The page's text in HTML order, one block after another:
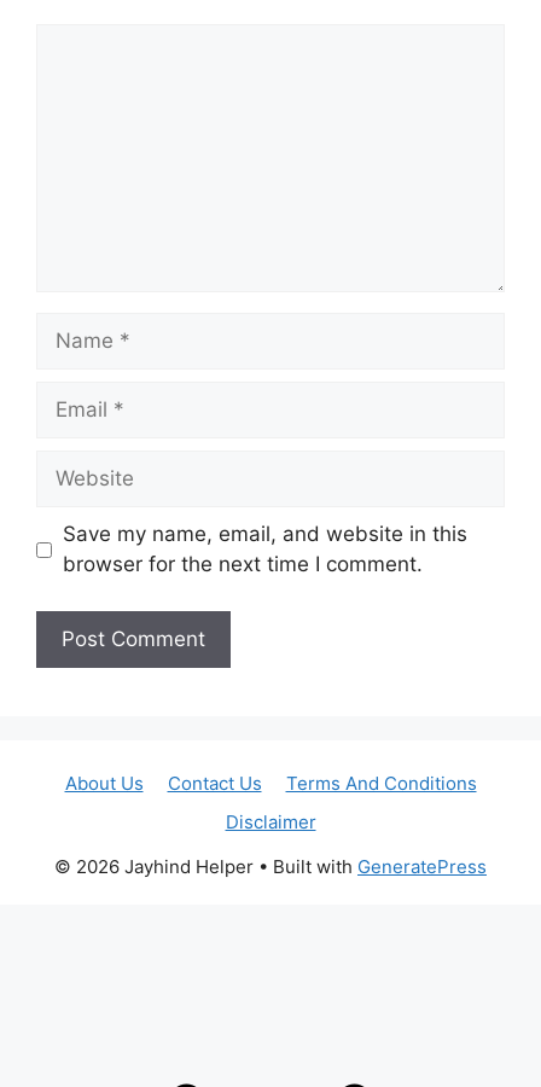
Name
Email
Website
Save my name, email, and website in this
browser for the next time I comment.
About Us Contact Us
Terms And Conditions
Disclaimer
© 2026 Jayhind Helper • Built with GeneratePress